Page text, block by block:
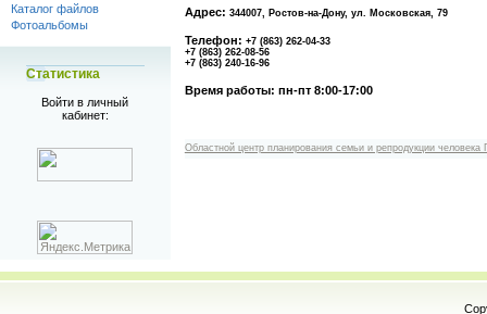
Каталог файлов
Фотоальбомы
Статистика
Войти в личный
кабинет:
Адрес: 344007, Ростов-на-Дону, ул. Московская, 79
Телефон: +7 (863) 262-04-33
+7 (863) 262-08-56
+7 (863) 240-16-96
Время работы: пн-пт 8:00-17:00
Областной центр планирования семьи и репродукции человека